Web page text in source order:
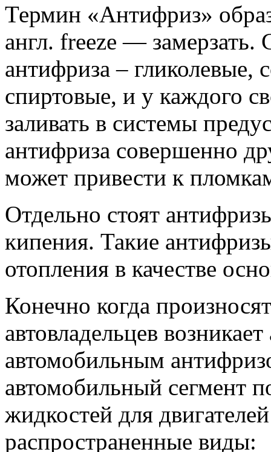
Термин «Антифриз»
англ. freeze — замерзать.
антифриза – гликолевые,
спиртовые, и у каждого
заливать в системы
антифриза совершенно
может привести к
Отдельно стоят
кипения. Такие
отопления в качестве
Конечно когда
автовладельцев
автомобильным
автомобильный сегмент
жидкостей для
распространенные виды: